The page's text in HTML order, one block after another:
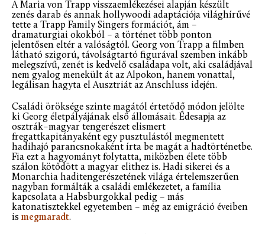
A Maria von Trapp visszaemlékezései alapján készült
zenés darab és annak hollywoodi adaptációja világhírűvé
tette a Trapp Family Singers formációt, ám –
dramaturgiai okokból – a történet több ponton
jelentősen eltér a valóságtól. Georg von Trapp a filmben
látható szigorú, távolságtartó figurával szemben inkább
melegszívű, zenét is kedvelő családapa volt, aki családjával
nem gyalog menekült át az Alpokon, hanem vonattal,
legálisan hagyta el Ausztriát az Anschluss idején.
Családi öröksége szinte magától értetődő módon jelölte
ki Georg életpályájának első állomásait. Édesapja az
osztrák–magyar tengerészet elismert
fregattkapitányaként egy pusztulástól megmentett
hadihajó parancsnokaként írta be magát a hadtörténetbe.
Fia ezt a hagyományt folytatta, miközben élete több
szálon kötődött a magyar elithez is. Hadi sikerei és a
Monarchia haditengerészetének világa értelemszerűen
nagyban formálták a családi emlékezetet, a família
kapcsolata a Habsburgokkal pedig – más
katonatisztekkel egyetemben – még az emigráció éveiben
is megmaradt.